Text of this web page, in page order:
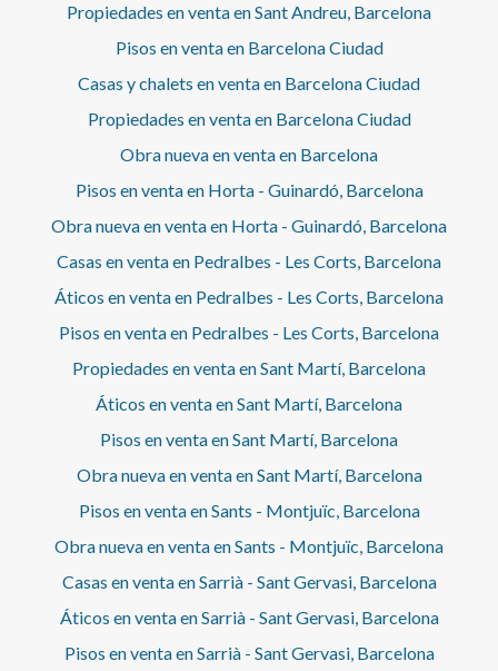
Propiedades en venta en Sant Andreu, Barcelona
Pisos en venta en Barcelona Ciudad
Casas y chalets en venta en Barcelona Ciudad
Propiedades en venta en Barcelona Ciudad
Obra nueva en venta en Barcelona
Pisos en venta en Horta - Guinardó, Barcelona
Obra nueva en venta en Horta - Guinardó, Barcelona
Casas en venta en Pedralbes - Les Corts, Barcelona
Áticos en venta en Pedralbes - Les Corts, Barcelona
Pisos en venta en Pedralbes - Les Corts, Barcelona
Propiedades en venta en Sant Martí, Barcelona
Áticos en venta en Sant Martí, Barcelona
Pisos en venta en Sant Martí, Barcelona
Obra nueva en venta en Sant Martí, Barcelona
Pisos en venta en Sants - Montjuïc, Barcelona
Obra nueva en venta en Sants - Montjuïc, Barcelona
Casas en venta en Sarrià - Sant Gervasi, Barcelona
Áticos en venta en Sarrià - Sant Gervasi, Barcelona
Pisos en venta en Sarrià - Sant Gervasi, Barcelona